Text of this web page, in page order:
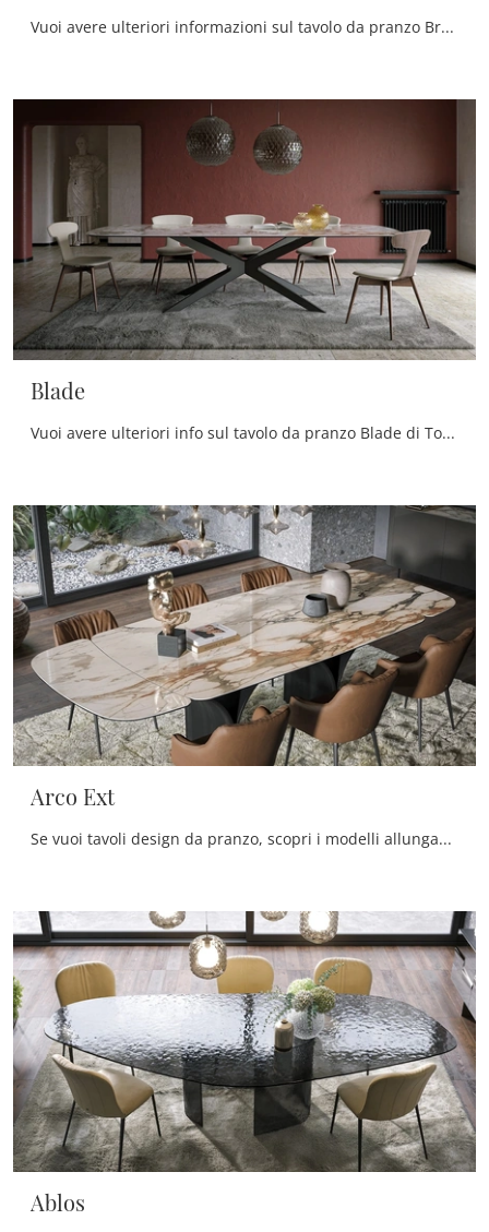
Vuoi avere ulteriori informazioni sul tavolo da pranzo Brooklyn Travertino di Tonin Casa? Clicca e scopri di più sui modelli allungabili della marca.
Blade
Vuoi avere ulteriori info sul tavolo da pranzo Blade di Tonin Casa? Clicca e ottieni informazioni sui modelli fissi del brand.
Arco Ext
Se vuoi tavoli design da pranzo, scopri i modelli allungabili di Tonin Casa: clicca e scopri il modello Arco Ext in ceramica.
Ablos